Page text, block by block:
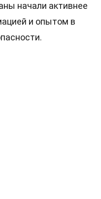
начали активнее
и опытом в